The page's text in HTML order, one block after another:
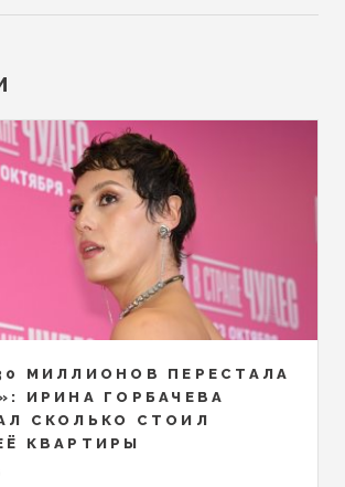
МИЛЛИОНОВ ПЕРЕСТАЛА
ИРИНА ГОРБАЧЕВА
СКОЛЬКО СТОИЛ
КВАРТИРЫ